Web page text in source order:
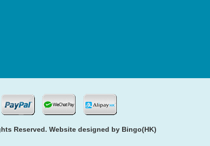
Reserved. Website designed by Bingo(HK)